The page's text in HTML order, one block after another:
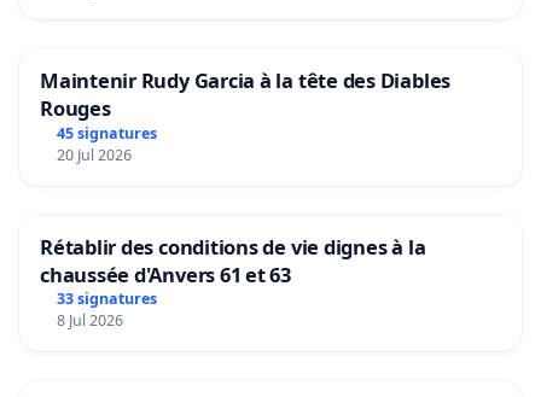
Maintenir Rudy Garcia à la tête des Diables
Rouges
45 signatures
20 Jul 2026
Rétablir des conditions de vie dignes à la
chaussée d'Anvers 61 et 63
33 signatures
8 Jul 2026